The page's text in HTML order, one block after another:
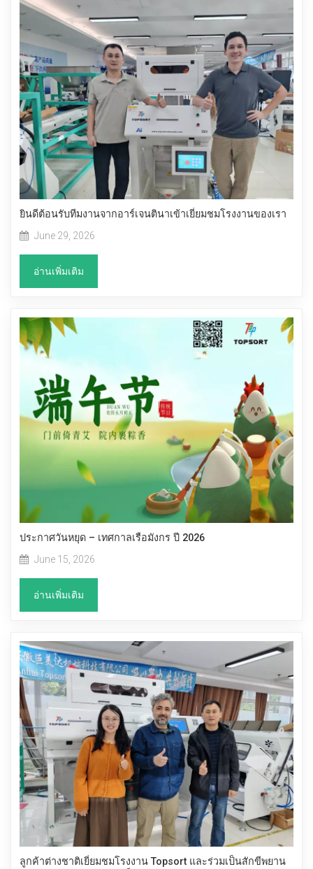
ยินดีต้อนรับทีมงานจากอาร์เจนตินาเข้าเยี่ยมชมโรงงานของเรา
June 29, 2026
อ่านเพิ่มเติม
ประกาศวันหยุด – เทศกาลเรือมังกร ปี 2026
June 15, 2026
อ่านเพิ่มเติม
ลูกค้าต่างชาติเยี่ยมชมโรงงาน Topsort และร่วมเป็นสักขีพยาน